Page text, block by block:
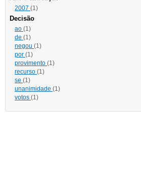
2007 (1)
Decisão
ao (1)
de (1)
negou (1)
por (1)
provimento (1)
recurso (1)
se (1)
unanimidade (1)
votos (1)